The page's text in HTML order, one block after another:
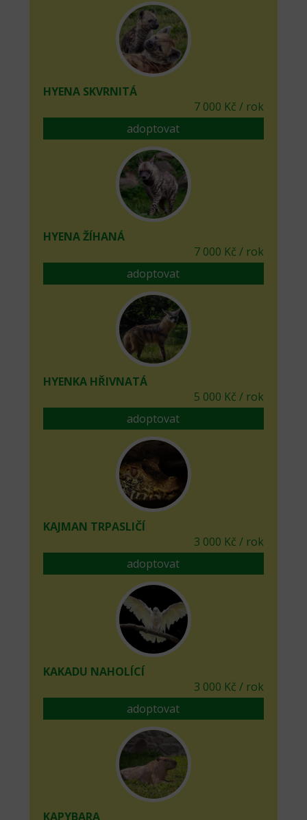
HYENA SKVRNITÁ
7 000 Kč / rok
adoptovat
HYENA ŽÍHANÁ
7 000 Kč / rok
adoptovat
HYENKA HŘIVNATÁ
5 000 Kč / rok
adoptovat
KAJMAN TRPASLIČÍ
3 000 Kč / rok
adoptovat
KAKADU NAHOLÍCÍ
3 000 Kč / rok
adoptovat
KAPYBARA